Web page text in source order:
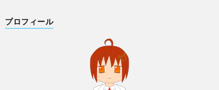
プロフィール